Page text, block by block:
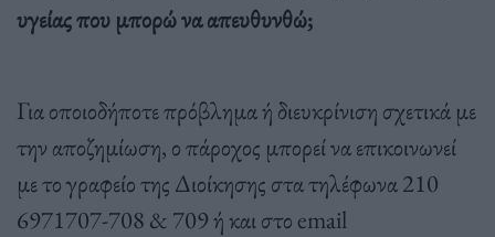
υγείας που μπορώ να απευθυνθώ;
Για οποιοδήποτε πρόβλημα ή διευκρίνιση σχετικά με
την αποζημίωση, ο πάροχος μπορεί να επικοινωνεί
με το γραφείο της Διοίκησης στα τηλέφωνα 210
6971707-708 & 709 ή και στο email